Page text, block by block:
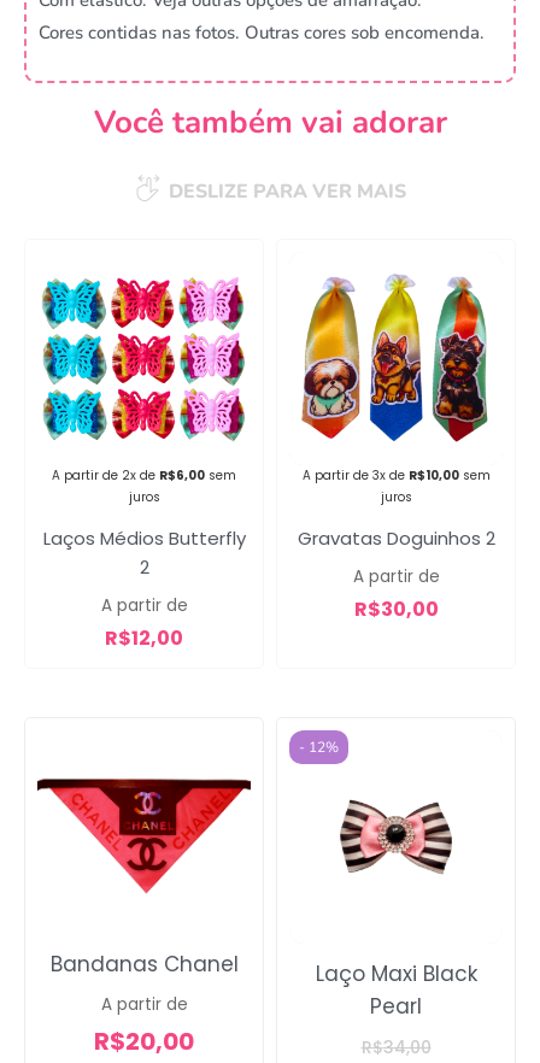
Cores contidas nas fotos. Outras cores sob encomenda.
Você também vai adorar
DESLIZE PARA VER MAIS
A partir de 2x de R$6,00 sem
juros
Laços Médios Butterfly
2
A partir de
R$12,00
A partir de 3x de R$10,00 sem
juros
Gravatas Doguinhos 2
A partir de
R$30,00
Bandanas Chanel
A partir de
R$20,00
- 12%
Laço Maxi Black
Pearl
R$34,00
Campanha lançada com
sucesso!